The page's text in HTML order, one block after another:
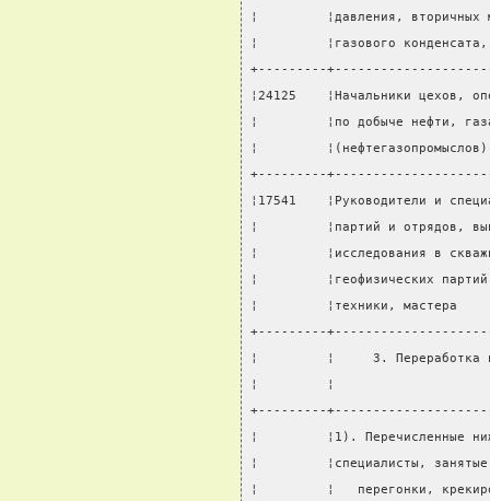
¦         ¦давления, вторичных
¦         ¦газового конденсата,
+---------
¦24125    ¦Начальники цехов,
¦         ¦по добыче нефти,
¦
+---------
¦17541    ¦Руководители и
¦         ¦партий и отрядов,
¦         ¦исследования в
¦         ¦геофизических
¦         ¦техники,
+---------
¦         ¦     3. Переработка
¦         ¦
+---------
¦         ¦1). Перечисленные
¦         ¦специалисты,
¦         ¦   перегонки,